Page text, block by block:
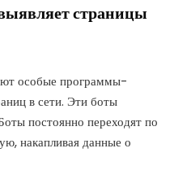
страницы
особые программы-
в сети. Эти боты
постоянно переходят по
накапливая данные о